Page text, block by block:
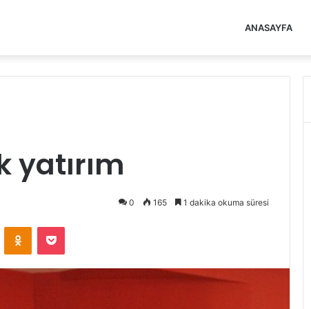
ANASAYFA
0 165 1 dakika okuma süresi
Odnoklassniki
Pocket